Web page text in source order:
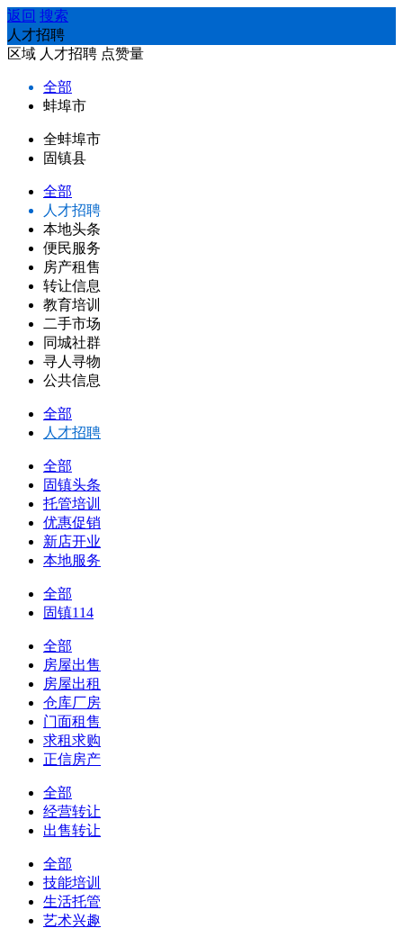
返回 搜索
人才招聘
区域 人才招聘 点赞量
全部
蚌埠市
全蚌埠市
固镇县
全部
人才招聘
本地头条
便民服务
房产租售
转让信息
教育培训
二手市场
同城社群
寻人寻物
公共信息
全部
人才招聘
全部
固镇头条
托管培训
优惠促销
新店开业
本地服务
全部
固镇114
全部
房屋出售
房屋出租
仓库厂房
门面租售
求租求购
正信房产
全部
经营转让
出售转让
全部
技能培训
生活托管
艺术兴趣